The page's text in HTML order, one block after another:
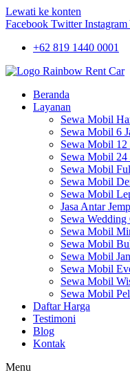
Lewati ke konten
Facebook Twitter Instagram
+62 819 1440 0001
Beranda
Layanan
Sewa Mobil
Sewa Mobil 6
Sewa Mobil 12
Sewa Mobil 24
Sewa Mobil
Sewa Mobil
Sewa Mobil
Jasa Antar
Sewa Wedding
Sewa Mobil
Sewa Mobil
Sewa Mobil
Sewa Mobil
Sewa Mobil
Sewa Mobil
Daftar Harga
Testimoni
Blog
Kontak
Menu